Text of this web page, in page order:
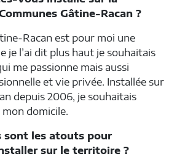
Gâtine-Racan ?
Racan est pour moi une
je l’ai dit plus haut je souhaitais
me passionne mais aussi
et vie privée. Installée sur
depuis 2006, je souhaitais
domicile.
sont les atouts pour
sur le territoire ?